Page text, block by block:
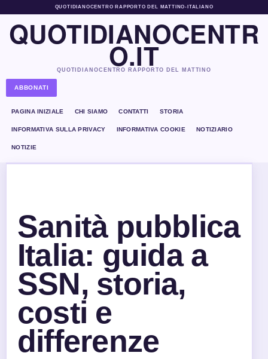
QUOTIDIANOCENTRO RAPPORTO DEL MATTINO• ITALIANO
QUOTIDIANOCENTR
O.IT
QUOTIDIANOCENTRO RAPPORTO DEL MATTINO
ABBONATI
PAGINA INIZIALE CHI SIAMO CONTATTI STORIA
INFORMATIVA SULLA PRIVACY INFORMATIVA COOKIE NOTIZIARIO
NOTIZIE
Sanità pubblica
Italia: guida a
SSN, storia,
costi e
differenze